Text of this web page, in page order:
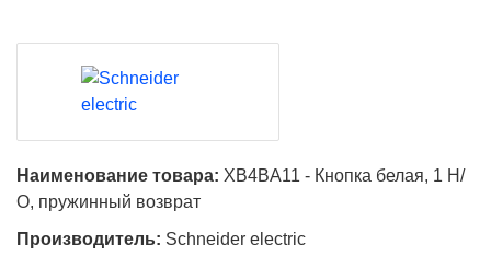
Наименование товара: XB4BA11 - Кнопка белая, 1 Н/
О, пружинный возврат
Производитель: Schneider electric